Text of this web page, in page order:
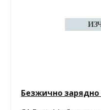
Безжично зарядно